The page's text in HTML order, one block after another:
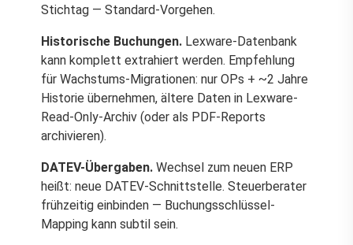
Stichtag — Standard-Vorgehen.
Historische Buchungen. Lexware-Datenbank
kann komplett extrahiert werden. Empfehlung
für Wachstums-Migrationen: nur OPs + ~2 Jahre
Historie übernehmen, ältere Daten in Lexware-
Read-Only-Archiv (oder als PDF-Reports
archivieren).
DATEV-Übergaben. Wechsel zum neuen ERP
heißt: neue DATEV-Schnittstelle. Steuerberater
frühzeitig einbinden — Buchungsschlüssel-
Mapping kann subtil sein.